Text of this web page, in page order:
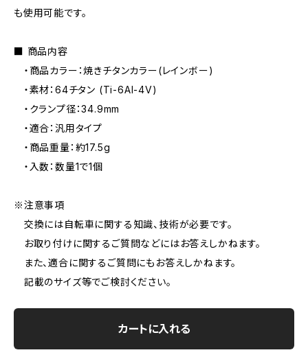
も使用可能です。
■ 商品内容
・商品カラー：焼きチタンカラー(レインボー)
・素材：64チタン (Ti-6Al-4V)
・クランプ径：34.9mm
・適合：汎用タイプ
・商品重量：約17.5g
・入数：数量1で1個
※注意事項
交換には自転車に関する知識、技術が必要です。
お取り付けに関するご質問などにはお答えしかねます。
また、適合に関するご質問にもお答えしかねます。
記載のサイズ等でご検討ください。
カートに入れる